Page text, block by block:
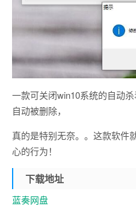
一款可关闭win10系统的自动
自动被删除，
真的是特别无奈。。这款软件
心的行为！
下载地址
蓝奏网盘